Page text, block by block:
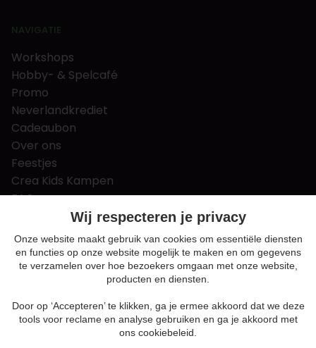
NAVIGATIE
Workshops
Hobby- & Spelcafé
Promo
Neverlandkrediet
Cadeaubon
Over ons
Feestjes
Crea Kids Kampen
FAQ
Tips & tricks
Contact
Nieuws & Vacatures
Algemene voorwaarden
Privacy en cookie policy
Wij respecteren je privacy
Onze website maakt gebruik van cookies om essentiële diensten
en functies op onze website mogelijk te maken en om gegevens
te verzamelen over hoe bezoekers omgaan met onze website,
producten en diensten.
Door op ‘Accepteren’ te klikken, ga je ermee akkoord dat we deze
tools voor reclame en analyse gebruiken en ga je akkoord met
ons cookiebeleid.